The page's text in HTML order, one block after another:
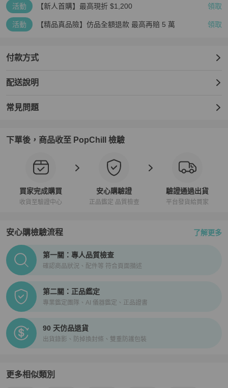
活動 【新人首購】最高現折 $1,200 領取
活動 【精品真品險】仿品全額退款 最高再賠 5 萬 領取
付款方式
配送說明
常見問題
下單後，商品收至 PopChill 檢驗
買家完成購買
收貨至驗證中心
安心購驗證
正品鑑定 品質檢查
驗證通過出貨
平台發貨給買家
安心購檢驗流程 了解更多
PopChill拍拍圈正品驗證、安心購檢驗流程介紹
第一關：專人品質檢查
確認商品狀況、配件等 符合頁面描述
第二關：正品鑑定
專業鑑定團隊、AI 儀器鑑定、正品證書
90 天仿品退貨
出貨錄影、防掉換封條、雙重防護包裝
更多相似類別